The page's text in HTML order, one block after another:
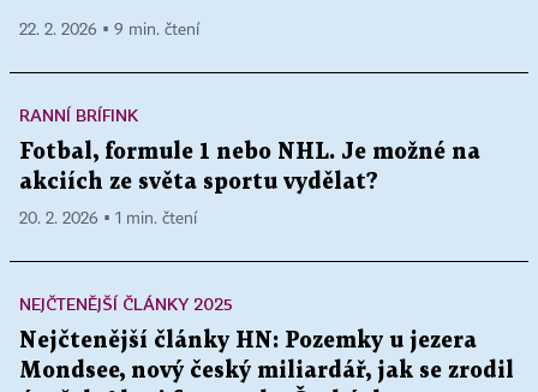
22. 2. 2026 ▪ 9 min. čtení
RANNÍ BRÍFINK
Fotbal, formule 1 nebo NHL. Je možné na
akciích ze světa sportu vydělat?
20. 2. 2026 ▪ 1 min. čtení
NEJČTENĚJŠÍ ČLÁNKY 2025
Nejčtenější články HN: Pozemky u jezera
Mondsee, nový český miliardář, jak se zrodil